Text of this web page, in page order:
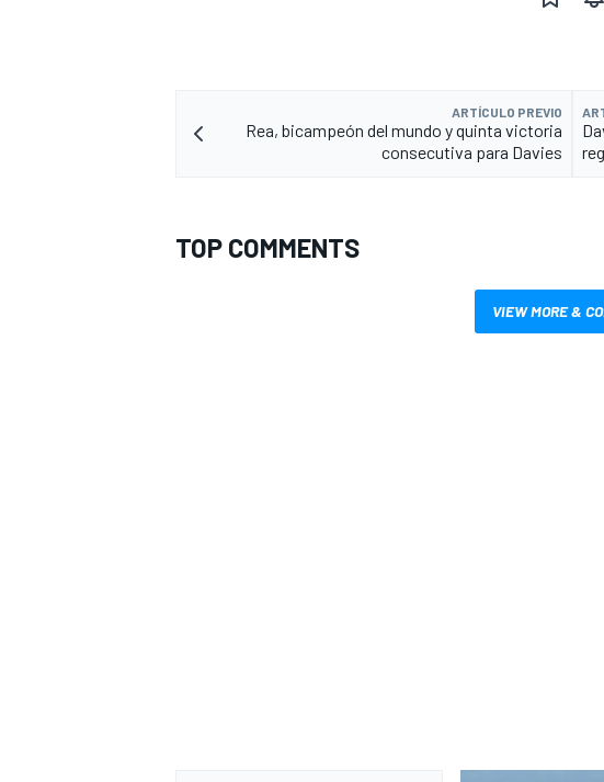
ARTÍCULO PREVIO
Rea, bicampeón del mundo y quinta victoria
consecutiva para Davies
TOP COMMENTS
VIEW MORE &